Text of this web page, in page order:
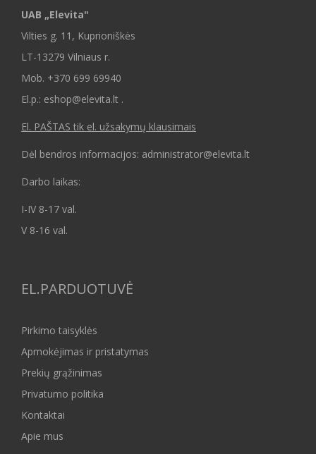
UAB „Elevita"
Vilties g. 11, Kuprioniškės
LT-13279 Vilniaus r.
Mob. +370 699 69940
El.p.: eshop@elevita.lt .
El. PAŠTAS tik el. užsakymų klausimais
Dėl bendros informacijos: administrator@elevita.lt
Darbo laikas:
I-IV 8-17 val.
V 8-16 val.
EL.PARDUOTUVĖ
Pirkimo taisyklės
Apmokėjimas ir pristatymas
Prekių grąžinimas
Privatumo politika
Kontaktai
Apie mus